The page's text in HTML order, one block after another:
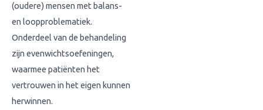
(oudere) mensen met balans-
en loopproblematiek.
Onderdeel van de behandeling
zijn evenwichtsoefeningen,
waarmee patiënten het
vertrouwen in het eigen kunnen
herwinnen.